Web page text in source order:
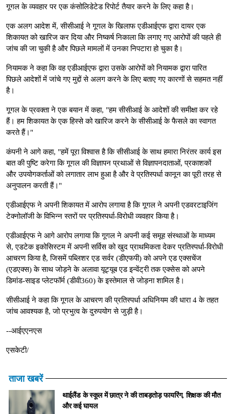
गूगल के व्यवहार पर एक कंसोलिडेटेड रिपोर्ट तैयार करने के लिए कहा है।
एक अलग आदेश में, सीसीआई ने गूगल के खिलाफ एडीआईएफ द्वारा दायर एक
शिकायत को खारिज कर दिया और निष्कर्ष निकाला कि लगाए गए आरोपों की पहले ही
जांच की जा चुकी है और पिछले मामलों में उनका निपटारा हो चुका है।
नियामक ने कहा कि वह एडीआईएफ द्वारा उसके आरोपों को नियामक द्वारा पारित
पिछले आदेशों में जांचे गए मुद्दों से अलग करने के लिए बताए गए कारणों से सहमत नहीं
है।
गूगल के प्रवक्ता ने एक बयान में कहा, "हम सीसीआई के आदेशों की समीक्षा कर रहे
हैं। हम शिकायत के एक हिस्से को खारिज करने के सीसीआई के फैसले का स्वागत
करते हैं।"
कंपनी ने आगे कहा, "हमें पूरा विश्वास है कि सीसीआई के साथ हमारा निरंतर कार्य इस
बात की पुष्टि करेगा कि गूगल की विज्ञापन प्रथाओं से विज्ञापनदाताओं, प्रकाशकों
और उपयोगकर्ताओं को लगातार लाभ हुआ है और वे प्रतिस्पर्धा कानून का पूरी तरह से
अनुपालन करती हैं।"
एडीआईएफ ने अपनी शिकायत में आरोप लगाया है कि गूगल ने अपनी एडवरटाइजिंग
टेक्नोलॉजी के विभिन्न स्तरों पर प्रतिस्पर्धा-विरोधी व्यवहार किया है।
एडीआईएफ ने आगे आरोप लगाया कि गूगल ने अपनी कई समूह संस्थाओं के माध्यम
से, एडटेक इकोसिस्टम में अपनी सर्विस को खुद प्राथमिकता देकर प्रतिस्पर्धा-विरोधी
आचरण किया है, जिसमें पब्लिशर एड सर्वर (डीएफपी) को अपने एड एक्सचेंज
(एडएक्स) के साथ जोड़ने के अलावा यूट्यूब एड इन्वेंट्री तक एक्सेस को अपने
डिमांड-साइड प्लेटफॉर्म (डीवी360) के इस्तेमाल से जोड़ना शामिल है।
सीसीआई ने कहा कि गूगल के आचरण की प्रतिस्पर्धा अधिनियम की धारा 4 के तहत
जांच आवश्यक है, जो प्रभुत्व के दुरुपयोग से जुड़ी है।
--आईएएनएस
एसकेटी/
ताजा खबरें
थाईलैंड के स्कूल में छात्र ने की ताबड़तोड़ फायरिंग, शिक्षक की मौत
और कई घायल